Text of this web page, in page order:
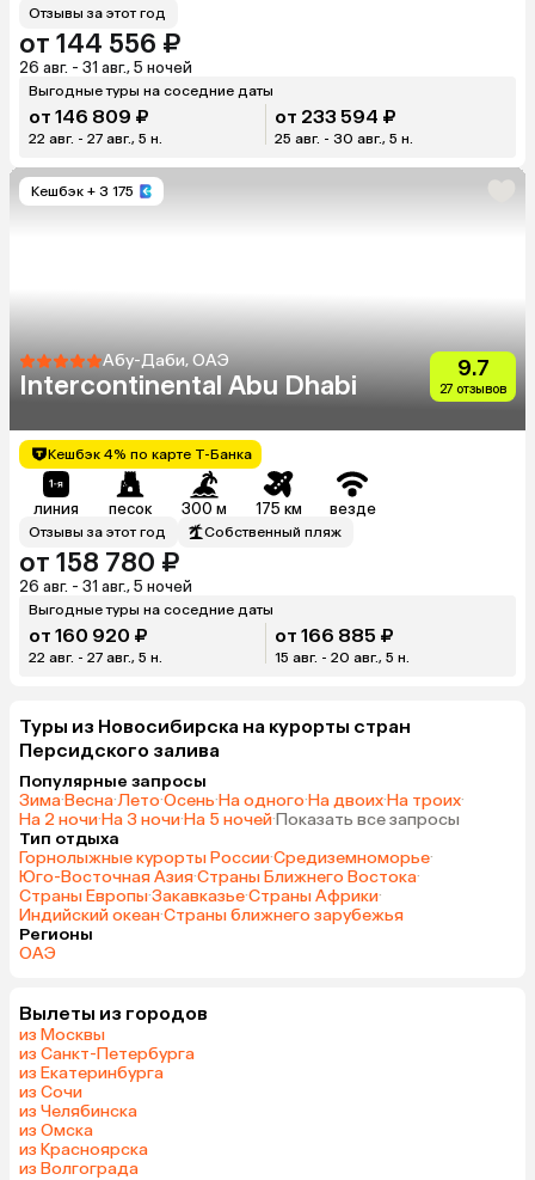
Отзывы за этот год
от 144 556 ₽
26 авг. - 31 авг., 5 ночей
Выгодные туры на соседние даты
от 146 809 ₽
22 авг. - 27 авг., 5 н.
от 233 594 ₽
25 авг. - 30 авг., 5 н.
Кешбэк + 3 175
Абу-Даби, ОАЭ
Intercontinental Abu Dhabi
9.7
27 отзывов
Кешбэк 4% по карте Т-Банка
линия песок 300 м 175 км везде
Отзывы за этот год Собственный пляж
от 158 780 ₽
26 авг. - 31 авг., 5 ночей
Выгодные туры на соседние даты
от 160 920 ₽
22 авг. - 27 авг., 5 н.
от 166 885 ₽
15 авг. - 20 авг., 5 н.
Туры из Новосибирска на курорты стран
Персидского залива
Популярные запросы
Зима·Весна·Лето·Осень·На одного·На двоих·На троих·
На 2 ночи·На 3 ночи·На 5 ночей·Показать все запросы
Тип отдыха
Горнолыжные курорты России·Средиземноморье·
Юго-Восточная Азия·Страны Ближнего Востока·
Страны Европы·Закавказье·Страны Африки·
Индийский океан·Страны ближнего зарубежья
Регионы
ОАЭ
Вылеты из городов
из Москвы
из Санкт-Петербурга
из Екатеринбурга
из Сочи
из Челябинска
из Омска
из Красноярска
из Волгограда